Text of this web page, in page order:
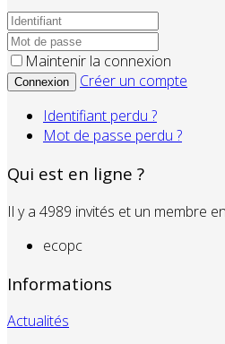
Maintenir la connexion
Connexion
Créer un compte
Identifiant perdu ?
Mot de passe perdu ?
Qui est en ligne ?
Il y a 4989 invités et un membre
ecopc
Informations
Actualités